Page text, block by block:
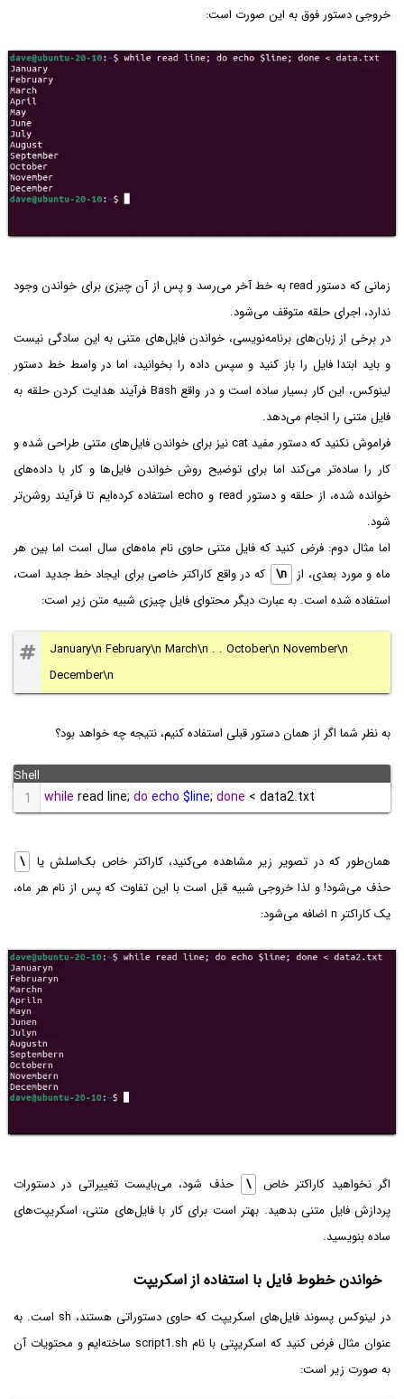
خروجی دستور فوق به این صورت است:
زمانی که دستور read به خط آخر می‌رسد و پس از آن چیزی برای خواندن وجود
ندارد، اجرای حلقه متوقف می‌شود.
در برخی از زبان‌های برنامه‌نویسی، خواندن فایل‌های متنی به این سادگی نیست
و باید ابتدا فایل را باز کنید و سپس داده را بخوانید، اما در واسط خط دستور
لینوکس، این کار بسیار ساده است و در واقع Bash فرآیند هدایت کردن حلقه به
فایل متنی را انجام می‌دهد.
فراموش نکنید که دستور مفید cat نیز برای خواندن فایل‌های متنی طراحی شده و
کار را ساده‌تر می‌کند اما برای توضیح روش خواندن فایل‌ها و کار با داده‌های
خوانده شده، از حلقه و دستور read و echo استفاده کرده‌ایم تا فرآیند روشن‌تر
شود.
اما مثال دوم: فرض کنید که فایل متنی حاوی نام ماه‌های سال است اما بین هر
ماه و مورد بعدی، از \n که در واقع کاراکتر خاصی برای ایجاد خط جدید است،
استفاده شده است. به عبارت دیگر محتوای فایل چیزی شبیه متن زیر است:
January\n February\n March\n . . October\n November\n
December\n
به نظر شما اگر از همان دستور قبلی استفاده کنیم، نتیجه چه خواهد بود؟
1 while read line; do echo $line; done < data2.txt
همان‌طور که در تصویر زیر مشاهده می‌کنید، کاراکتر خاص بک‌اسلش یا
\
حذف می‌شود! و لذا خروجی شبیه قبل است با این تفاوت که پس از نام هر ماه،
یک کاراکتر n اضافه می‌شود:
اگر نخواهید کاراکتر خاص \
حذف شود، می‌بایست تغییراتی در دستورات
پردازش فایل متنی بدهید. بهتر است برای کار با فایل‌های متنی، اسکریپت‌های
ساده بنویسید.
خواندن خطوط فایل با استفاده از اسکریپت
در لینوکس پسوند فایل‌های اسکریپت که حاوی دستوراتی هستند، sh است. به
عنوان مثال فرض کنید که اسکریپتی با نام script1.sh ساخته‌ایم و محتویات آن
به صورت زیر است: